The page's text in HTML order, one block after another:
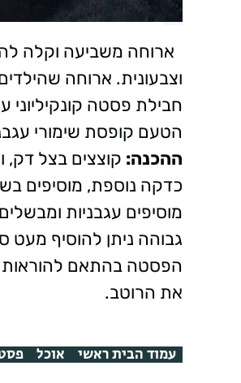
ארוחה משביעה וקלה
וצבעונית. ארוחה
הטעם קופסת שימורי עגבניות קצוצות 400 גר' 1/2
ההכנה: קוצצים בצל דק,
כדקה נוספת, מוסיפים
גבוהה ניתן להוסיף מעט
הפסטה בהתאם להוראות
את הרוטב.
עמוד הבית ראשי אוכל